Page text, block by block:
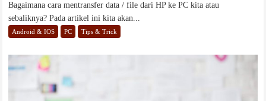
Bagaimana cara mentransfer data / file dari HP ke PC kita atau
sebaliknya? Pada artikel ini kita akan...
Android & IOS PC Tips & Trick